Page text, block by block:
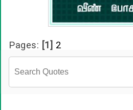
Pages: [1] 2